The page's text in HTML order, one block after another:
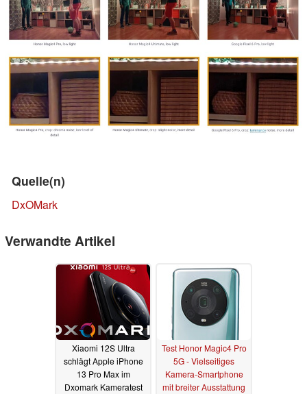
Quelle(n)
DxOMark
Verwandte Artikel
Xiaomi 12S Ultra
schlägt Apple iPhone
13 Pro Max im
Dxomark Kameratest
Test Honor Magic4 Pro
5G - Vielseitiges
Kamera-Smartphone
mit breiter Ausstattung